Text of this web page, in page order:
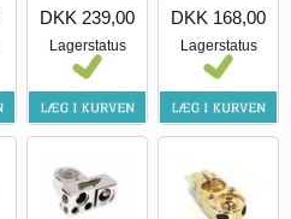
DKK 239,00
Lagerstatus
DKK 168,00
Lagerstatus